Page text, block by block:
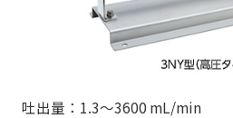
吐出量：1.3～3600 mL/min